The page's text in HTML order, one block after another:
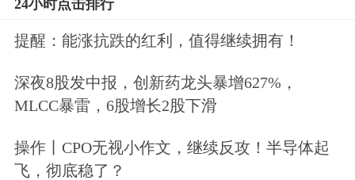
私募的月度登记数量均超过或持平于证
24小时点击排行
提醒：能涨抗跌的红利，值得继续拥有！
深夜8股发中报，创新药龙头暴增627%，
MLCC暴雷，6股增长2股下滑
操作丨CPO无视小作文，继续反攻！半导体起
飞，彻底稳了？